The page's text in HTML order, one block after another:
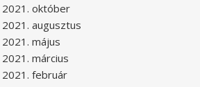
2021. október
2021. augusztus
2021. május
2021. március
2021. február